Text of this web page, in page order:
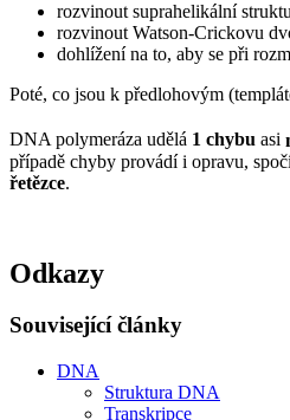
rozvinout suprahelikální
rozvinout Watson-Crickovu
dohlížení na to, aby se při
Poté, co jsou k předlohovým
DNA polymeráza udělá 1 chybu asi
případě chyby provádí i opravu,
řetězce.
Odkazy
Související články
DNA
Struktura DNA
Transkripce